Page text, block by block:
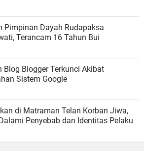
Pimpinan Dayah Rudapaksa
Terancam 16 Tahun Bui
Blog Blogger Terkunci Akibat
Sistem Google
di Matraman Telan Korban Jiwa,
Penyebab dan Identitas Pelaku